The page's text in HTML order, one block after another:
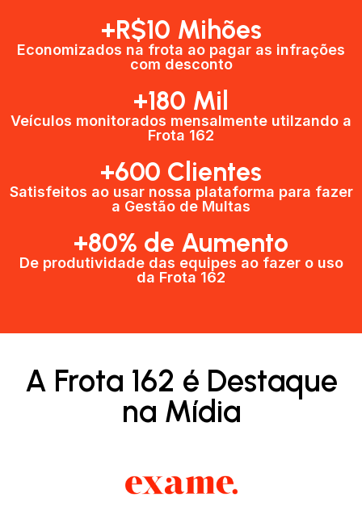
+R$10 Mihões
Economizados na frota ao pagar as infrações
com desconto
+180 Mil
Veículos monitorados mensalmente utilzando a
Frota 162
+600 Clientes​
Satisfeitos ao usar nossa plataforma para fazer
a Gestão de Multas​
+80% de Aumento
De produtividade das equipes ao fazer o uso
da Frota 162​
A Frota 162 é Destaque
na Mídia